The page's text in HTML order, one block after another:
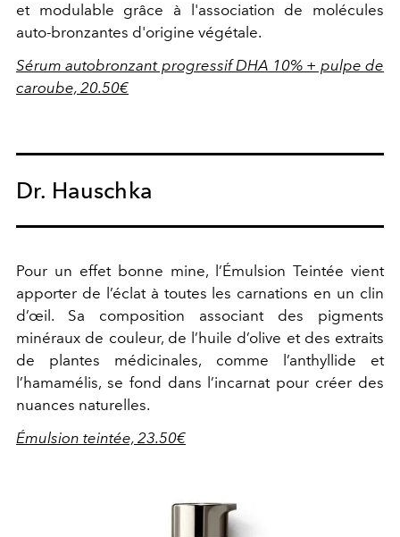
et modulable grâce à l'association de molécules
auto-bronzantes d'origine végétale.
Sérum autobronzant progressif DHA 10% + pulpe de
caroube, 20.50€
Dr. Hauschka
Pour un effet bonne mine, l’Émulsion Teintée vient
apporter de l’éclat à toutes les carnations en un clin
d’œil. Sa composition associant des pigments
minéraux de couleur, de l’huile d’olive et des extraits
de plantes médicinales, comme l’anthyllide et
l’hamamélis, se fond dans l’incarnat pour créer des
nuances naturelles.
Émulsion teintée, 23.50€